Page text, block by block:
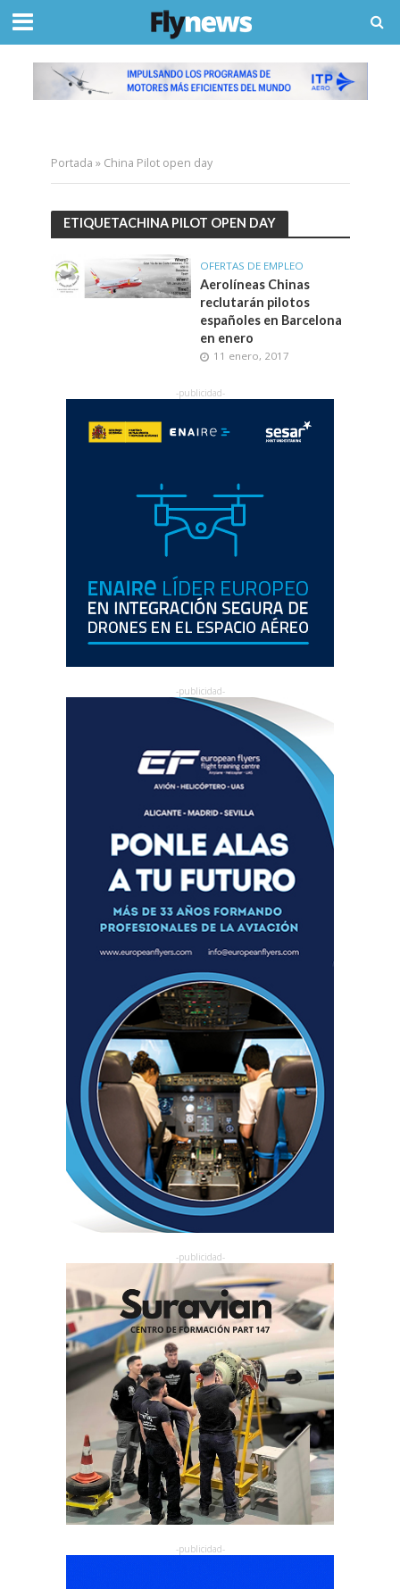
Portada » China Pilot open day
ETIQUETACHINA PILOT OPEN DAY
OFERTAS DE EMPLEO
Aerolíneas Chinas
reclutarán pilotos
españoles en Barcelona
en enero
11 enero, 2017